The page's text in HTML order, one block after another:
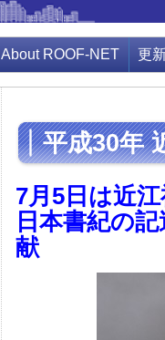
About ROOF-NET 更
平成30年
7月5日は近
日本書紀の
献